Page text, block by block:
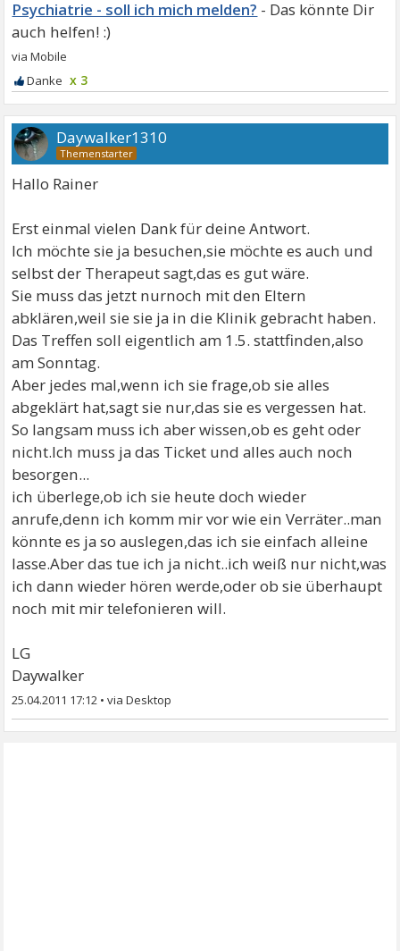
Psychiatrie - soll ich mich melden?
x 3
Daywalker1310
Hallo Rainer
Erst einmal vielen Dank für deine Antwort.
Ich möchte sie ja besuchen,sie möchte es auch und
selbst der Therapeut sagt,das es gut wäre.
Sie muss das jetzt nurnoch mit den Eltern
abklären,weil sie sie ja in die Klinik gebracht haben.
Das Treffen soll eigentlich am 1.5. stattfinden,also
am Sonntag.
Aber jedes mal,wenn ich sie frage,ob sie alles
abgeklärt hat,sagt sie nur,das sie es vergessen hat.
So langsam muss ich aber wissen,ob es geht oder
nicht.Ich muss ja das Ticket und alles auch noch
besorgen...
ich überlege,ob ich sie heute doch wieder
anrufe,denn ich komm mir vor wie ein Verräter..man
könnte es ja so auslegen,das ich sie einfach alleine
lasse.Aber das tue ich ja nicht..ich weiß nur nicht,was
ich dann wieder hören werde,oder ob sie überhaupt
noch mit mir telefonieren will.
LG
Daywalker
25.04.2011 17:12 •